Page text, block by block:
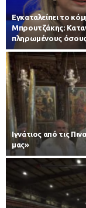
Εγκαταλείπει το
Μπρουτζάκης:
πληρωμένους
Ιγνάτιος από τις
μας»